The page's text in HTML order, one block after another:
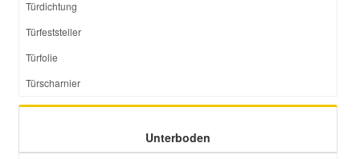
Türdichtung
Türfeststeller
Türfolie
Türscharnier
Unterboden